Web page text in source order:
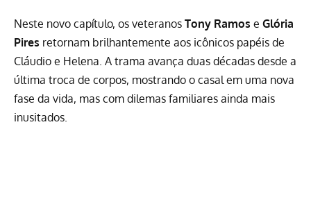
Neste novo capítulo, os veteranos Tony Ramos e Glória
Pires retornam brilhantemente aos icônicos papéis de
Cláudio e Helena. A trama avança duas décadas desde a
última troca de corpos, mostrando o casal em uma nova
fase da vida, mas com dilemas familiares ainda mais
inusitados.